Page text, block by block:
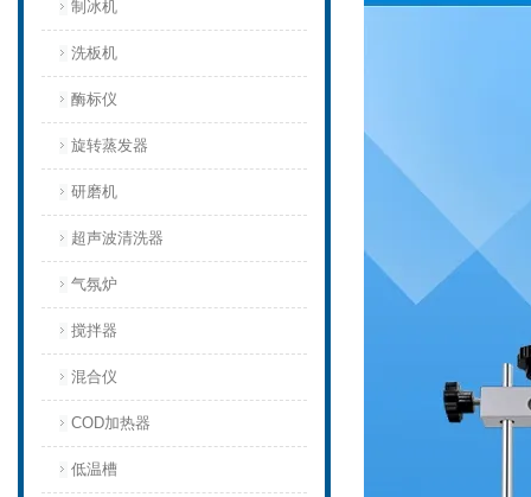
制冰机
洗板机
酶标仪
旋转蒸发器
研磨机
超声波清洗器
气氛炉
搅拌器
混合仪
COD加热器
低温槽